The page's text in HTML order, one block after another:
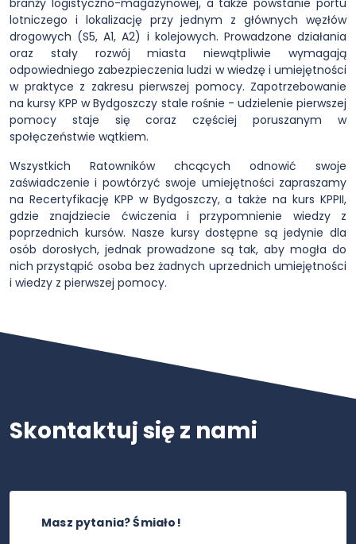
lotniczego i lokalizację przy jednym z głównych węzłów
drogowych (S5, A1, A2) i kolejowych. Prowadzone działania
oraz stały rozwój miasta niewątpliwie wymagają
odpowiedniego zabezpieczenia ludzi w wiedzę i umiejętności
w praktyce z zakresu pierwszej pomocy. Zapotrzebowanie
na kursy KPP w Bydgoszczy stale rośnie - udzielenie pierwszej
pomocy staje się coraz częściej poruszanym w
społęczeństwie wątkiem.
Wszystkich Ratowników chcących odnowić swoje
zaświadczenie i powtórzyć swoje umiejętności zapraszamy
na Recertyfikację KPP w Bydgoszczy, a także na kurs KPPII,
gdzie znajdziecie ćwiczenia i przypomnienie wiedzy z
poprzednich kursów. Nasze kursy dostępne są jedynie dla
osób dorosłych, jednak prowadzone są tak, aby mogła do
nich przystąpić osoba bez żadnych uprzednich umiejętności
i wiedzy z pierwszej pomocy.
Skontaktuj się z nami
Masz pytania? Śmiało!